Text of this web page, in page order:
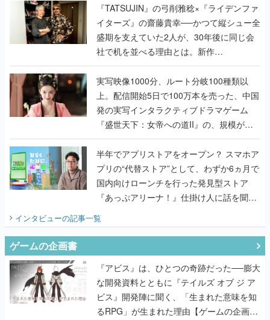
く
『TATSUJIN』の弓削雅稔×『ライデンファ
イターズ』の齋藤貴幸──かつて縦シュー全
盛期を支えていた2人が、30年後に同じ会
社で机を並べる理由とは。新作
『TATSUJIN EXTREME』で初タッグを組
んだレジェンド2人に訊く開発秘話
実写映像1000分、ルート分岐100種類以
上。配信開始5日で100万本を売った、中国
発の実写インタラクティブドラマゲーム
『盛世天下：女帝への道II』の、規模が違
うこだわりをプロデューサーに聞いた
半年でアプリストアをオープン？ スマホア
プリの“代替ストア”として、わずか6ヵ月で
国内向けローンチを行った発見型ストア
『あっぷアリーナ！』仕掛け人に話を聞い
てみた
インタビューの記事一覧
ゲームの企画書
『アビス』は、ひとつの奇跡だった──膨大
な開発資料とともに『テイルズ オブ ジ ア
ビス』開発陣に聞く、「生まれた意味を知
るRPG」が生まれた理由【ゲームの企画